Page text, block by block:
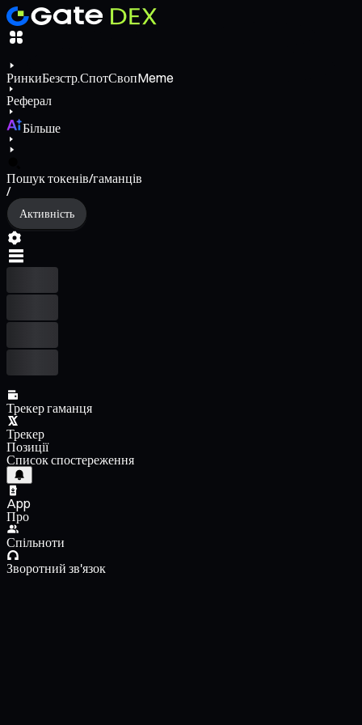
РинкиБезстр.СпотСвопMeme
Реферал
Більше
Пошук токенів/гаманців
/
Активність
Трекер гаманця
Трекер
Позиції
Список спостереження
App
Про
Спільноти
Зворотний зв'язок